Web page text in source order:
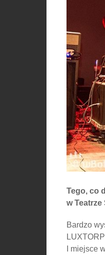
Tego, co
w Teatrze
Bardzo
I miejsce